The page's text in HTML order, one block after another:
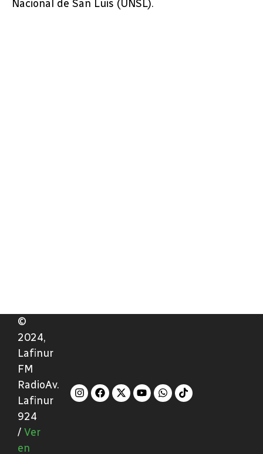
Nacional de San Luis (UNSL).
©
2024,
Lafinur
FM
RadioAv.
Lafinur
924
/ Ver
en